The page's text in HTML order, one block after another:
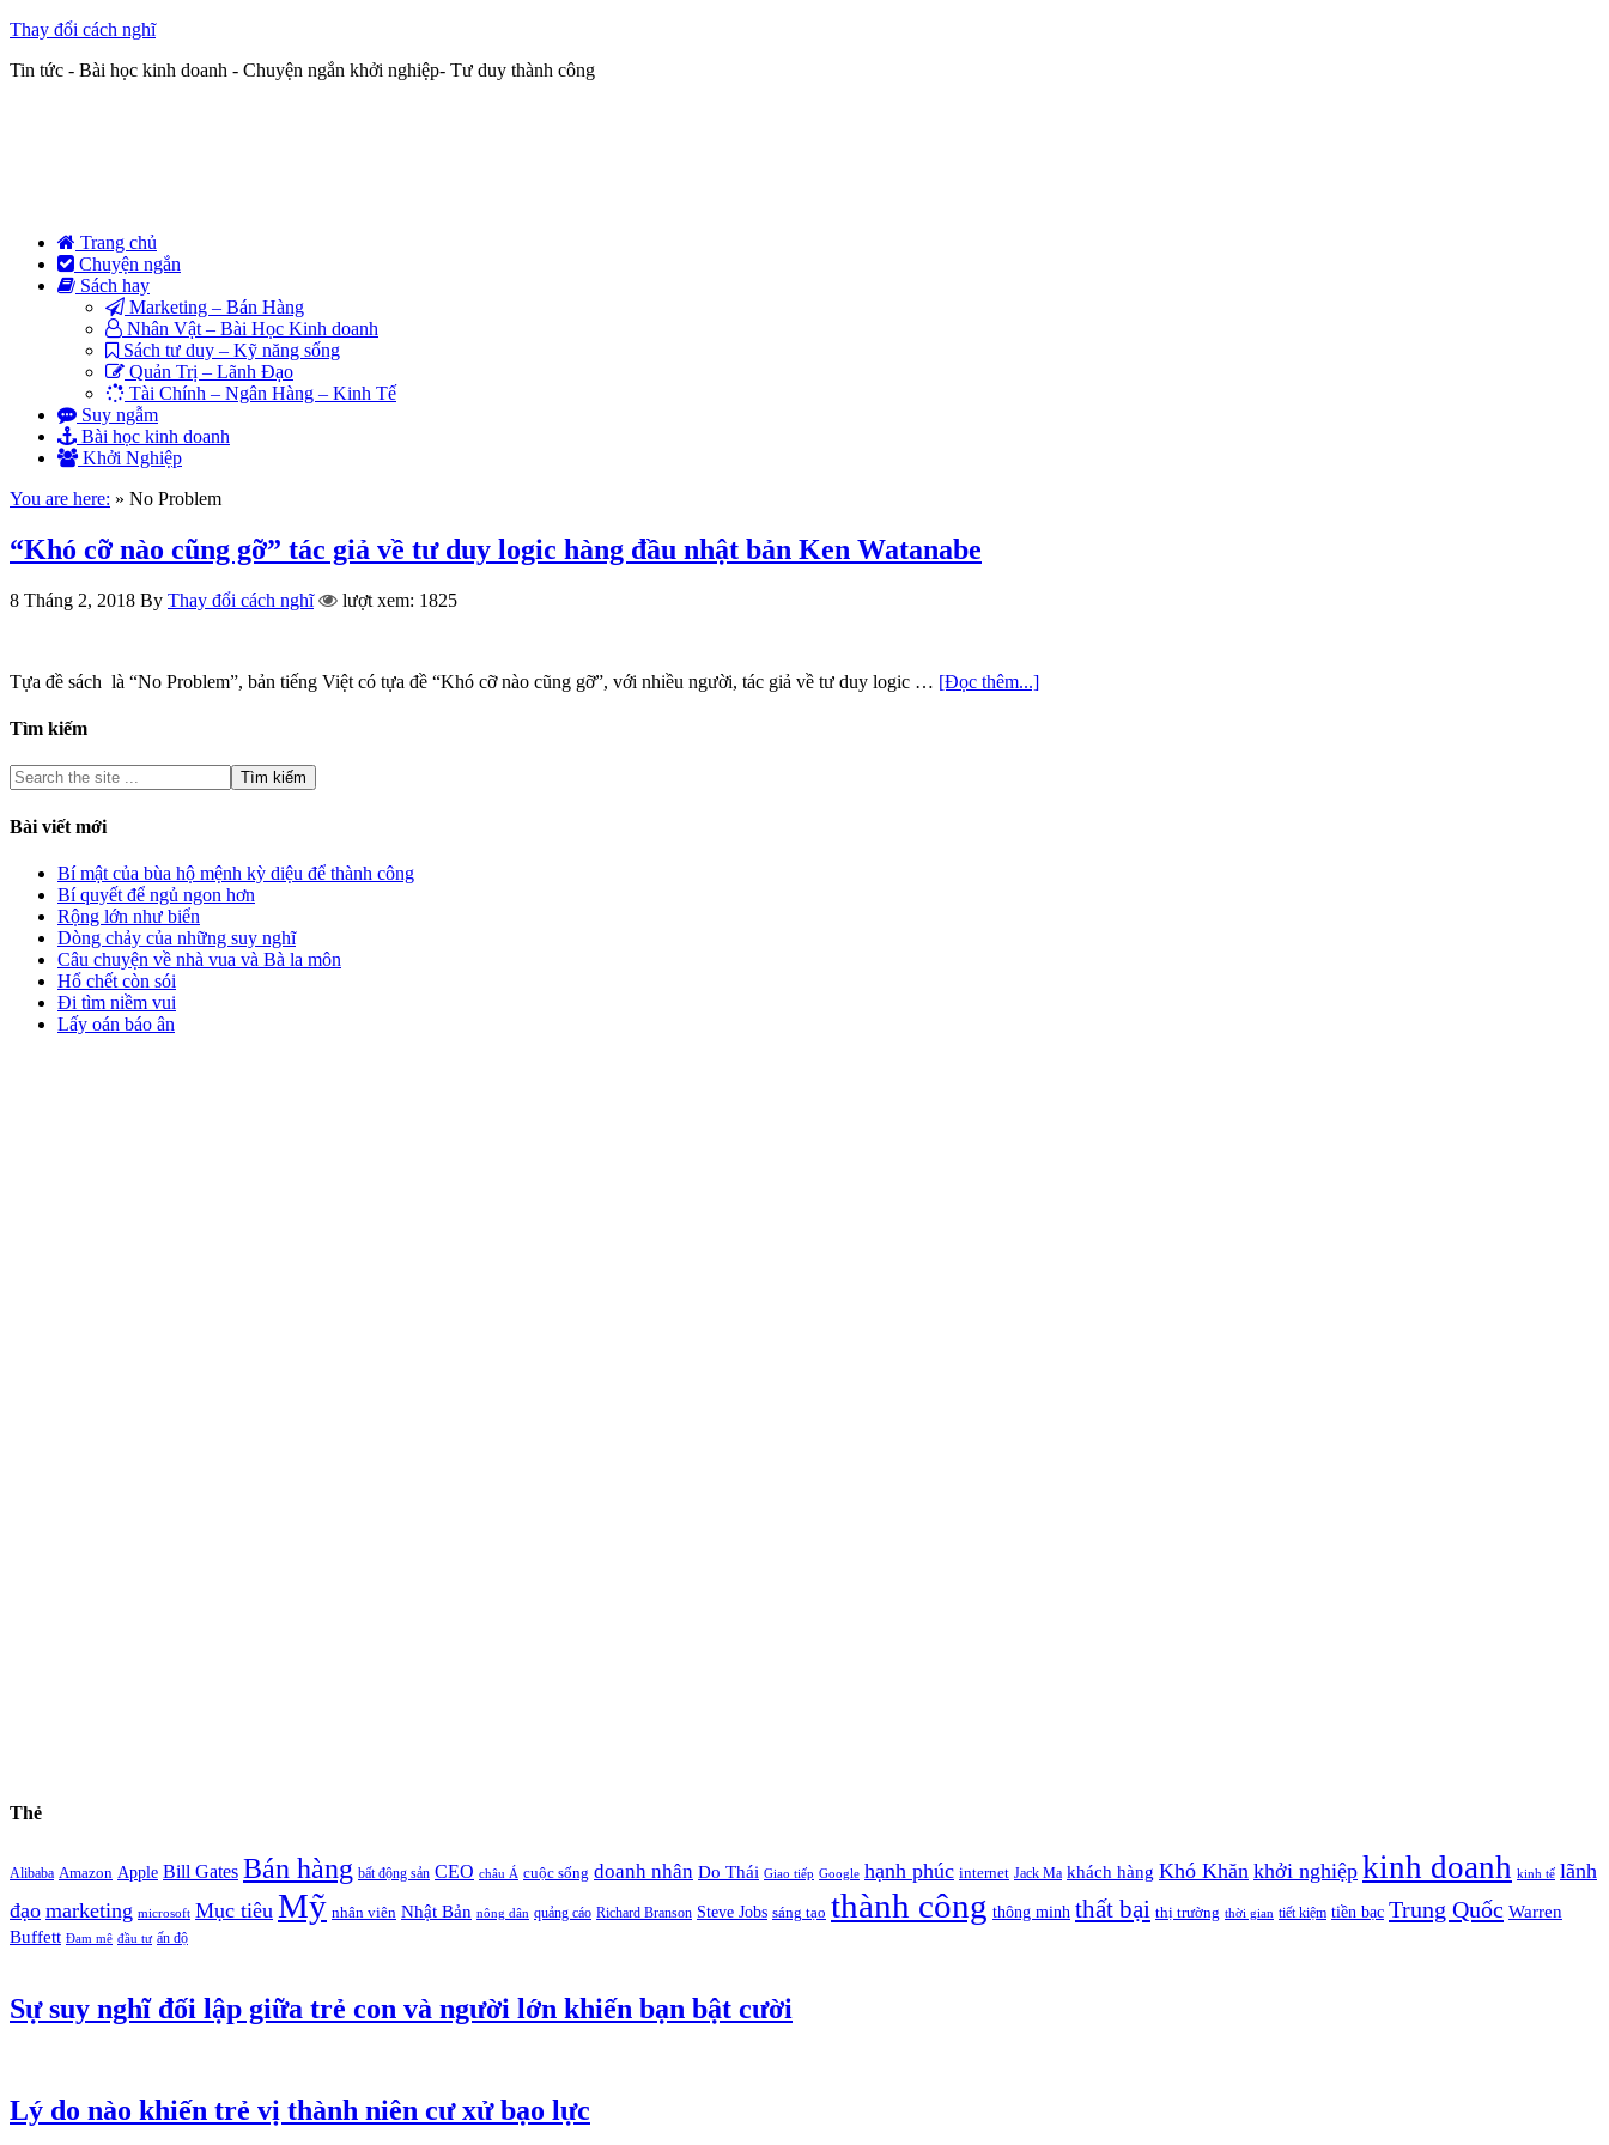
Thay đổi cách nghĩ
Tin tức - Bài học kinh doanh - Chuyện ngắn khởi nghiệp- Tư duy thành công
Trang chủ
Chuyện ngắn
Sách hay
Marketing – Bán Hàng
Nhân Vật – Bài Học Kinh doanh
Sách tư duy – Kỹ năng sống
Quản Trị – Lãnh Đạo
Tài Chính – Ngân Hàng – Kinh Tế
Suy ngẫm
Bài học kinh doanh
Khởi Nghiệp
You are here: » No Problem
“Khó cỡ nào cũng gỡ” tác giả về tư duy logic hàng đầu nhật bản Ken Watanabe
8 Tháng 2, 2018 By Thay đổi cách nghĩ lượt xem: 1825
Tựa đề sách là “No Problem”, bản tiếng Việt có tựa đề “Khó cỡ nào cũng gỡ”, với nhiều người, tác giả về tư duy logic … [Đọc thêm...]
Tìm kiếm
Bài viết mới
Bí mật của bùa hộ mệnh kỳ diệu để thành công
Bí quyết để ngủ ngon hơn
Rộng lớn như biển
Dòng chảy của những suy nghĩ
Câu chuyện về nhà vua và Bà la môn
Hổ chết còn sói
Đi tìm niềm vui
Lấy oán báo ân
Thẻ
Alibaba Amazon Apple Bill Gates Bán hàng bất động sản CEO châu Á cuộc sống doanh nhân Do Thái Giao tiếp Google hạnh phúc internet Jack Ma khách hàng Khó Khăn khởi nghiệp kinh doanh kinh tế lãnh
đạo marketing microsoft Mục tiêu Mỹ nhân viên Nhật Bản nông dân quảng cáo Richard Branson Steve Jobs sáng tạo thành công thông minh thất bại thị trường thời gian tiết kiệm tiền bạc Trung Quốc Warren
Buffett Đam mê đầu tư ấn độ
Sự suy nghĩ đối lập giữa trẻ con và người lớn khiến bạn bật cười
Lý do nào khiến trẻ vị thành niên cư xử bạo lực